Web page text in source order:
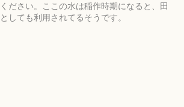
ださい。ここの水は稲作時期になると、田
しても利用されてるそうです。